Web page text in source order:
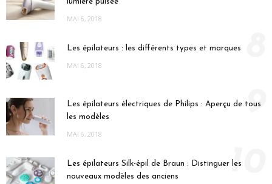
lumière pulsée
MAI 6, 2018
Les épilateurs : les différents types et marques
MAI 6, 2018
Les épilateurs électriques de Philips : Aperçu de tous
les modèles
MAI 6, 2018
9
Les épilateurs Silk-épil de Braun : Distinguer les
nouveaux modèles des anciens
10